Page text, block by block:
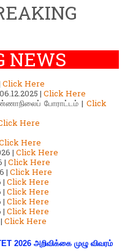
NEWS
Click Here
| Click Here
போராட்டம் | Click
Here
Here
| Click Here
| Click Here
| Click Here
| Click Here
| Click Here
| Click Here
| Click Here
Click Here
2026 அறிவிக்கை முழு விவரம்